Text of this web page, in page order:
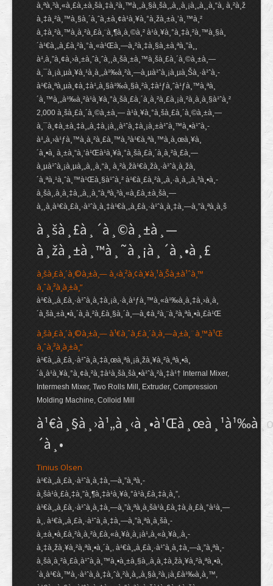
à¸ªà¸³à¸«à¸£à¸±à¸šà¸‡à¸²à¸™à¸„à¸§à¸šà¸„à¸¸à¸¡à¸„à¸¸à¸“à¸ à¸²à¸ž
à¸‡à¸²à¸™à¸§à¸´à¸ˆà¸±à¸¢à¹à¸¥à¸°à¸žà¸±à¸’à¸™à¸²
à¸‡à¸²à¸™à¸à¸²à¸£à¸¨à¸¶à¸à¸©à¸² à¹à¸¥à¸°à¸‡à¸²à¸™à¸§à¸
´à¹€à¸„à¸£à¸²à¸°à¸«à¹Œà¸—à¸²à¸‡à¸§à¸±à¸ªà¸”à¸¸
à¹‚à¸”à¸¢à¸›à¸±à¸ˆà¸ˆà¸¸à¸šà¸±à¸™à¸šà¸£à¸´à¸©à¸±à¸—
à¸¯à¸¡à¸µà¸¥à¸¹à¸à¸„à¹‰à¸²à¸—à¸µà¹ˆà¸¡à¸µà¸Šà¸·à¹ˆà¸­
à¹€à¸ªà¸µà¸¢à¸‡à¹„à¸§à¹‰à¸§à¸²à¸‡à¹ƒà¸ˆà¹ƒà¸™à¸ªà¸
´à¸™à¸„à¹‰à¸²à¹à¸¥à¸°à¸šà¸£à¸´à¸à¸²à¸£à¸¡à¸²à¸à¸à¸§à¹ˆà¸²
2,000 à¸šà¸£à¸´à¸©à¸±à¸— à¹à¸¥à¸°à¸šà¸£à¸´à¸©à¸±à¸—
à¸¯à¸¢à¸±à¸‡à¸„à¸‡à¸¡à¸¸à¹ˆà¸‡à¸¡à¸±à¹ˆà¸™à¸•à¹ˆà¸­
à¹„à¸›à¹ƒà¸™à¸à¸²à¸£à¸™à¸³à¹€à¸ªà¸™à¸­à¸œà¸¥à¸
´à¸•à¸ à¸±à¸“à¸‘à¹Œà¹à¸¥à¸°à¸šà¸£à¸´à¸à¸²à¸£à¸—
à¸µà¹ˆà¸¡à¸µà¸„à¸¸à¸“à¸ à¸²à¸žà¹€à¸žà¸·à¹ˆà¸­à¸žà¸
´à¸ªà¸¹à¸ˆà¸™à¹Œà¸§à¹ˆà¸² à¹€à¸£à¸²à¸„à¸·à¸­à¸„à¸³à¸•à¸­
à¸šà¸‚à¸­à¸‡à¸„à¸¸à¸“à¸ªà¸³à¸«à¸£à¸±à¸šà¸—
à¸¸à¸à¹€à¸£à¸·à¹ˆà¸­à¸‡à¹€à¸„à¸£à¸·à¹ˆà¸­à¸‡à¸—à¸”à¸ªà¸­à¸š
à¸šà¸£à¸´à¸©à¸±à¸—
à¸žà¸±à¸™à¸˜à¸¡à¸´à¸•à¸£
à¸šà¸£à¸´à¸©à¸±à¸— à¸‹à¸²à¸¢à¸¥à¸¹à¸Šà¸±à¹ˆà¸™
à¸ˆà¸³à¸à¸±à¸”
à¹€à¸„à¸£à¸·à¹ˆà¸­à¸‡à¸¡à¸·à¸­à¹ƒà¸™à¸«à¹‰à¸­à¸‡à¸›à¸à¸
´à¸šà¸±à¸•à¸´à¸à¸²à¸£à¸§à¸´à¸—à¸¢à¸²à¸¨à¸²à¸ªà¸•à¸£à¹Œ
à¸šà¸£à¸´à¸©à¸±à¸— à¹€à¸ˆà¸£à¸´à¸à¸—à¸±à¸¨à¸™à¹Œ
à¸ˆà¸³à¸à¸±à¸”
à¹€à¸„à¸£à¸·à¹ˆà¸­à¸‡à¸œà¸ªà¸¡à¸žà¸¥à¸²à¸ªà¸•à¸
´à¸à¹à¸¥à¸°à¸¢à¸²à¸‡à¹à¸šà¸šà¸•à¹ˆà¸²à¸‡à¹† Internal Mixer,
Intermesh Mixer, Two Rolls Mill, Extruder, Compression
Molding Machine, Colloid Mill
´à¸•
Tinius Olsen
à¹€à¸„à¸£à¸·à¹ˆà¸­à¸‡à¸—à¸”à¸ªà¸­
à¸šà¹à¸£à¸‡à¸”à¸¶à¸‡à¹à¸¥à¸°à¹à¸£à¸‡à¸à¸”,
à¹€à¸„à¸£à¸·à¹ˆà¸­à¸‡à¸—à¸”à¸ªà¸­à¸šà¹à¸£à¸‡à¸à¸£à¸°à¹à¸—
à¸, à¹€à¸„à¸£à¸·à¹ˆà¸­à¸‡à¸—à¸”à¸ªà¸­à¸šà¸­
à¸±à¸•à¸£à¸²à¸à¸²à¸£à¸«à¸¥à¸­à¸¡à¹„à¸«à¸¥à¸‚à¸­
à¸‡à¸žà¸¥à¸²à¸ªà¸•à¸´à¸, à¹€à¸„à¸£à¸·à¹ˆà¸­à¸‡à¸—à¸”à¸ªà¸­
à¸šà¸à¸²à¸£à¸­à¹ˆà¸­à¸™à¸•à¸±à¸§à¸‚à¸­à¸‡à¸žà¸¥à¸²à¸ªà¸•à¸
´à¸à¹€à¸™à¸·à¹ˆà¸­à¸‡à¸ˆà¸²à¸à¸„à¸§à¸²à¸¡à¸£à¹‰à¸­à¸™,